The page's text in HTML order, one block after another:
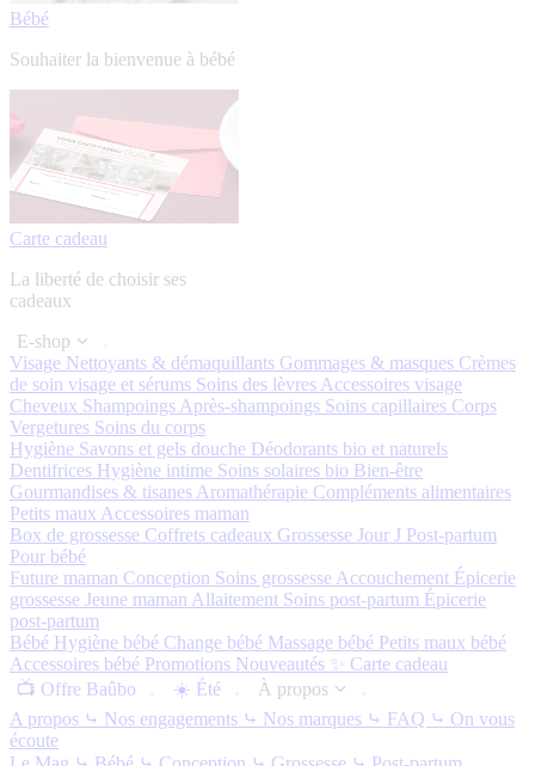
Bébé
Souhaiter la bienvenue à bébé
Carte cadeau
La liberté de choisir ses
cadeaux
E-shop
Visage Nettoyants & démaquillants Gommages & masques Crèmes
de soin visage et sérums Soins des lèvres Accessoires visage
Cheveux Shampoings Après-shampoings Soins capillaires Corps
Vergetures Soins du corps
Hygiène Savons et gels douche Déodorants bio et naturels
Dentifrices Hygiène intime Soins solaires bio Bien-être
Gourmandises & tisanes Aromathérapie Compléments alimentaires
Petits maux Accessoires maman
Box de grossesse Coffrets cadeaux Grossesse Jour J Post-partum
Pour bébé
Future maman Conception Soins grossesse Accouchement Épicerie
grossesse Jeune maman Allaitement Soins post-partum Épicerie
post-partum
Bébé Hygiène bébé Change bébé Massage bébé Petits maux bébé
Accessoires bébé Promotions Nouveautés ✨ Carte cadeau
📺 Offre Baûbo
☀️ Été
À propos
A propos ⤷ Nos engagements ⤷ Nos marques ⤷ FAQ ⤷ On vous
écoute